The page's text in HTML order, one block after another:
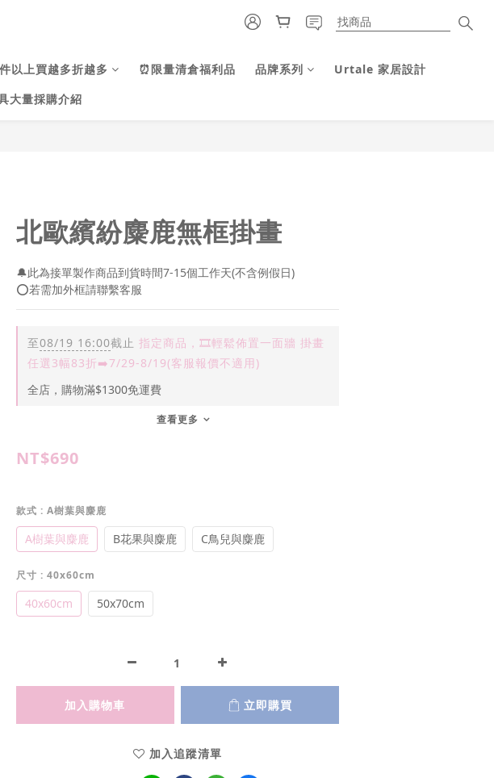
以上買越多折越多 ⏰限量清倉福利品 品牌系列
Urtale 家居設計
大量採購介紹
北歐繽紛麋鹿無框掛畫
🔔此為接單製作商品到貨時間7-15個工作天(不含例假日)
⭕若需加外框請聯繫客服
至08/19 16:00截止 指定商品，🎞️輕鬆佈置一面牆 掛畫
任選3幅83折➡️7/29-8/19(客服報價不適用)
全店，購物滿$1300免運費
查看更多
NT$690
款式 : A樹葉與麋鹿
A樹葉與麋鹿 B花果與麋鹿 C鳥兒與麋鹿
尺寸 : 40x60cm
40x60cm 50x70cm
加入購物車 立即購買
加入追蹤清單